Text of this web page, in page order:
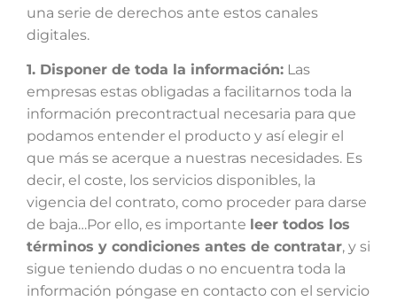
una serie de derechos ante estos canales
digitales.
1. Disponer de toda la información: Las
empresas estas obligadas a facilitarnos toda la
información precontractual necesaria para que
podamos entender el producto y así elegir el
que más se acerque a nuestras necesidades. Es
decir, el coste, los servicios disponibles, la
vigencia del contrato, como proceder para darse
de baja…Por ello, es importante leer todos los
términos y condiciones antes de contratar, y si
sigue teniendo dudas o no encuentra toda la
información póngase en contacto con el servicio